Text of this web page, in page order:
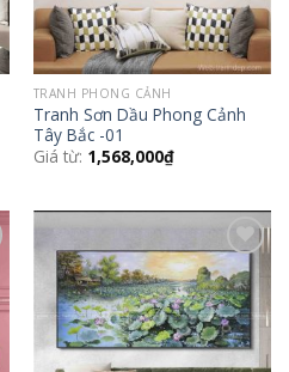
TRANH PHONG CẢNH
Tranh Sơn Dầu Phong Cảnh
Tây Bắc -01
Giá từ: 1,568,000₫
Add to
Wishlist